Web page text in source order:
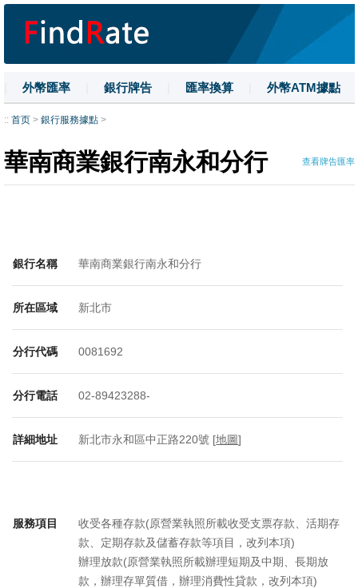
外幣匯率 銀行牌告 匯率換算 外幣ATM據點
| 名詞解釋 | 換匯技巧
:: 首页 > 銀行服務據點 >
華南商業銀行南永和分行 查看牌告匯率
銀行名稱 華南商業銀行南永和分行
所在區域 新北市
分行代碼 0081692
分行電話 02-89423288-
詳細地址 新北市永和區中正路220號 [地圖]
服務項目
收受各種存款(原營業執照所載收受支票存款、活期存
款、定期存款及儲蓄存款等項目，改列本項)
辦理放款(原營業執照所載辦理短期及中期、長期放
款，辦理存單質借，辦理消費性貸款，改列本項)